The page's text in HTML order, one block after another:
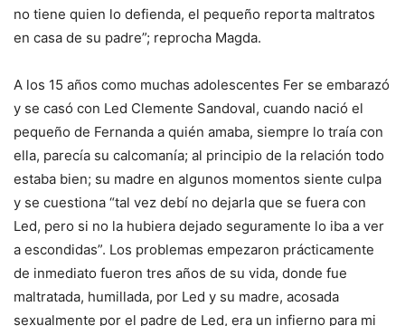
no tiene quien lo defienda, el pequeño reporta maltratos
en casa de su padre”; reprocha Magda.
A los 15 años como muchas adolescentes Fer se embarazó
y se casó con Led Clemente Sandoval, cuando nació el
pequeño de Fernanda a quién amaba, siempre lo traía con
ella, parecía su calcomanía; al principio de la relación todo
estaba bien; su madre en algunos momentos siente culpa
y se cuestiona “tal vez debí no dejarla que se fuera con
Led, pero si no la hubiera dejado seguramente lo iba a ver
a escondidas”. Los problemas empezaron prácticamente
de inmediato fueron tres años de su vida, donde fue
maltratada, humillada, por Led y su madre, acosada
sexualmente por el padre de Led, era un infierno para mi